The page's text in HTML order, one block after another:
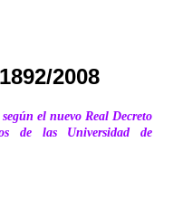
2008
el nuevo Real Decreto
de las Universidad de